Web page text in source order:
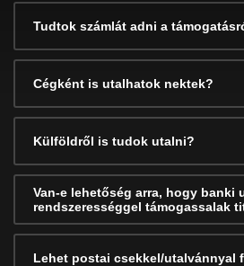
Tudtok számlát adni a
Cégként is utalhatok nektek?
Külföldről is tudok utalni?
Van-e lehetőség arra, hogy banki
rendszerességgel támogassalak
Lehet postai csekkel/utalvánnyal